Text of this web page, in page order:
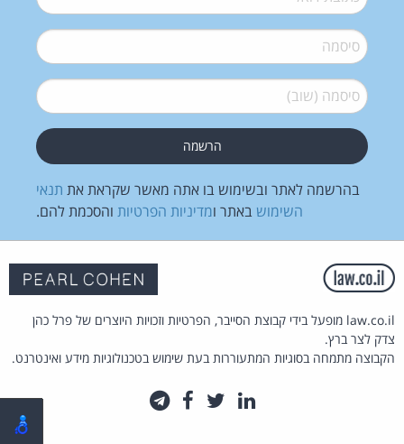
סיסמה*
סיסמה (שוב)*
בהרשמה לאתר ובשימוש בו אתה מאשר שקראת את תנאי
השימוש באתר ומדיניות הפרטיות והסכמת להם.
law.co.il מופעל בידי קבוצת הסייבר, הפרטיות וזכויות היוצרים של פרל כהן
צדק לצר ברץ.
הקבוצה מתמחה בסוגיות המתעוררות בעת שימוש בטכנולוגיות מידע ואינטרנט.
לינקדאין
טוויטרפייסבוק